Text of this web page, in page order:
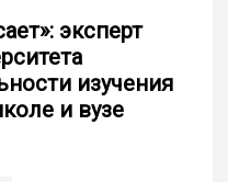
эксперт
изучения
и вузе